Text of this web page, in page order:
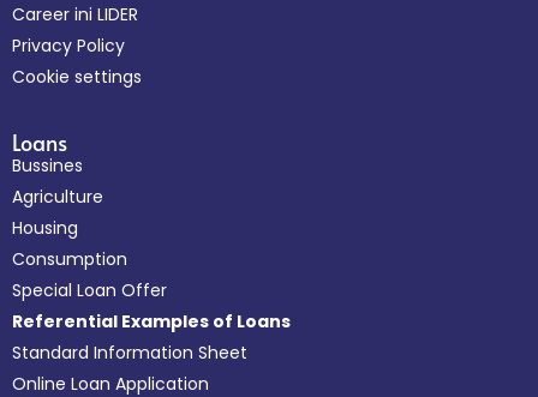
Career ini LIDER
Privacy Policy
Cookie settings
Loans
Bussines
Agriculture
Housing
Consumption
Special Loan Offer
Referential Examples of Loans
Standard Information Sheet
Online Loan Application